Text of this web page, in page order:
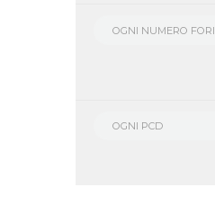
OGNI NUMERO FORI
OGNI PCD